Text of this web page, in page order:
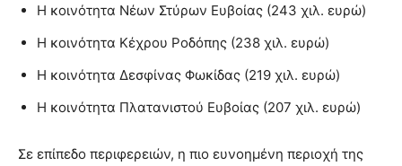
Η κοινότητα Νέων Στύρων Ευβοίας (243 χιλ. ευρώ)
Η κοινότητα Κέχρου Ροδόπης (238 χιλ. ευρώ)
Η κοινότητα Δεσφίνας Φωκίδας (219 χιλ. ευρώ)
Η κοινότητα Πλατανιστού Ευβοίας (207 χιλ. ευρώ)
Σε επίπεδο περιφερειών, η πιο ευνοημένη περιοχή της